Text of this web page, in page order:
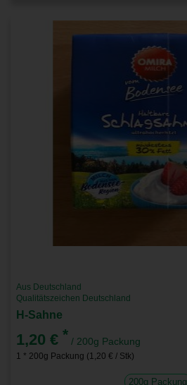
Aus Deutschland
Qualitätszeichen Deutschland
H-Sahne
1,20 € * / 200g Packung
1 * 200g Packung (1,20 € / Stk)
200g Packung